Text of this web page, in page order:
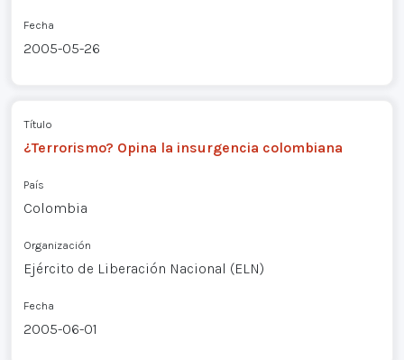
Fecha
2005-05-26
Título
¿Terrorismo? Opina la insurgencia colombiana
País
Colombia
Organización
Ejército de Liberación Nacional (ELN)
Fecha
2005-06-01